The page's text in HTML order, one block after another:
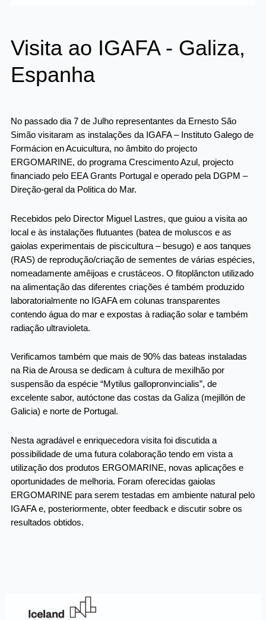
Visita ao IGAFA - Galiza,
Espanha
No passado dia 7 de Julho representantes da Ernesto São
Simão visitaram as instalações da IGAFA – Instituto Galego de
Formácion en Acuicultura, no âmbito do projecto
ERGOMARINE, do programa Crescimento Azul, projecto
financiado pelo EEA Grants Portugal e operado pela DGPM –
Direção-geral da Politica do Mar.
Recebidos pelo Director Miguel Lastres, que guiou a visita ao
local e às instalações flutuantes (batea de moluscos e as
gaiolas experimentais de piscicultura – besugo) e aos tanques
(RAS) de reprodução/criação de sementes de várias espécies,
nomeadamente amêijoas e crustáceos. O fitoplâncton utilizado
na alimentação das diferentes criações é também produzido
laboratorialmente no IGAFA em colunas transparentes
contendo água do mar e expostas à radiação solar e também
radiação ultravioleta.
Verificamos também que mais de 90% das bateas instaladas
na Ria de Arousa se dedicam à cultura de mexilhão por
suspensão da espécie “Mytilus gallopronvincialis”, de
excelente sabor, autóctone das costas da Galiza (mejillón de
Galicia) e norte de Portugal.
Nesta agradável e enriquecedora visita foi discutida a
possibilidade de uma futura colaboração tendo em vista a
utilização dos produtos ERGOMARINE, novas aplicações e
oportunidades de melhoria. Foram oferecidas gaiolas
ERGOMARINE para serem testadas em ambiente natural pelo
IGAFA e, posteriormente, obter feedback e discutir sobre os
resultados obtidos.